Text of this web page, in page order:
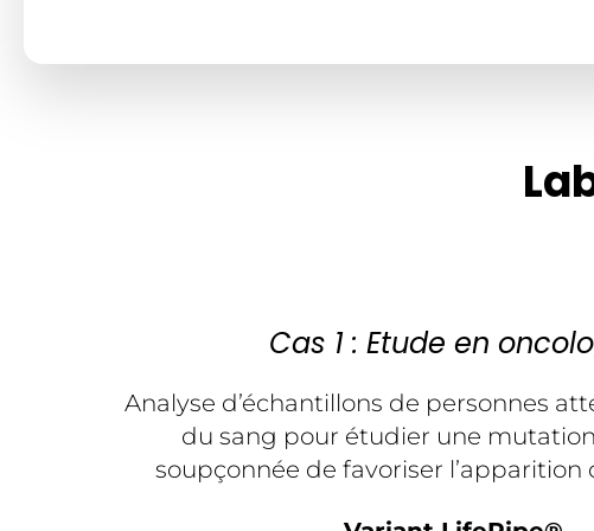
Cas 1 : Etude en
Analyse d’échantillons de personnes
du sang pour étudier une
soupçonnée de favoriser l’apparition